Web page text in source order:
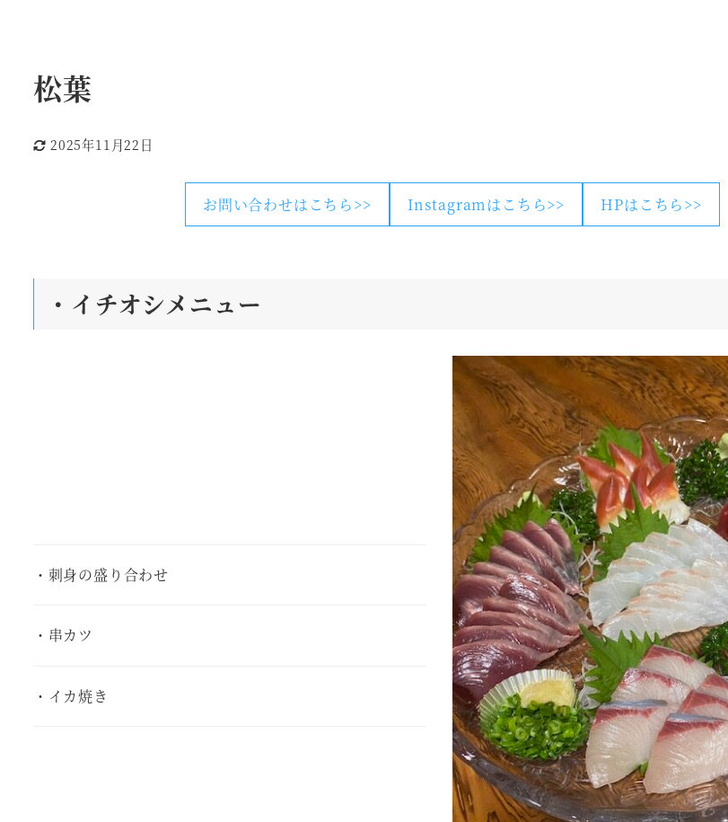
松葉
更新日
2025年11月22日
お問い合わせはこちら>> Instagramはこちら>> HPはこちら>>
・ イチオシメニュー
・刺身の盛り合わせ
・串カツ
・イカ焼き